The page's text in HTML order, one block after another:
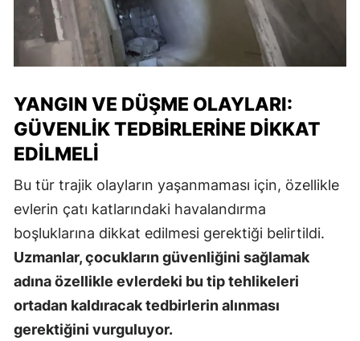
YANGIN VE DÜŞME OLAYLARI:
GÜVENLIK TEDBIRLERINE DIKKAT
EDILMELI
Bu tür trajik olayların yaşanmaması için, özellikle
evlerin çatı katlarındaki havalandırma
boşluklarına dikkat edilmesi gerektiği belirtildi.
Uzmanlar, çocukların güvenliğini sağlamak
adına özellikle evlerdeki bu tip tehlikeleri
ortadan kaldıracak tedbirlerin alınması
gerektiğini vurguluyor.